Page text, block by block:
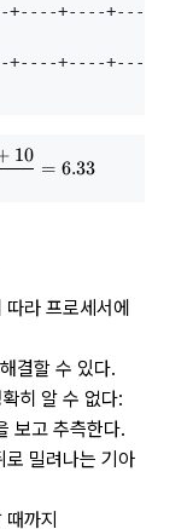
+----+----
| P2
+----+----
wating time} =
10
= 6.33
라 프로세서에
결할 수 있다.
히 알 수 없다:
보고 추측한다.
로 밀려나는 기아
때까지